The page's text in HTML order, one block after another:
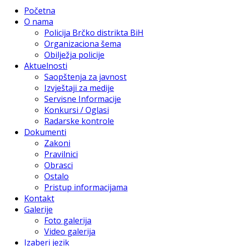
Početna
O nama
Policija Brčko distrikta BiH
Organizaciona šema
Obilježja policije
Aktuelnosti
Saopštenja za javnost
Izvještaji za medije
Servisne Informacije
Konkursi / Oglasi
Radarske kontrole
Dokumenti
Zakoni
Pravilnici
Obrasci
Ostalo
Pristup informacijama
Kontakt
Galerije
Foto galerija
Video galerija
Izaberi jezik